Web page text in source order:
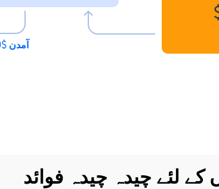
آمدن $200
لئے چیدہ چیدہ فوائد